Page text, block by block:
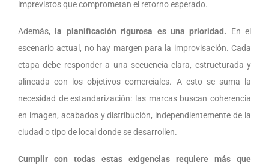
imprevistos que comprometan el retorno esperado.
Además, la planificación rigurosa es una prioridad. En el
escenario actual, no hay margen para la improvisación. Cada
etapa debe responder a una secuencia clara, estructurada y
alineada con los objetivos comerciales. A esto se suma la
necesidad de estandarización: las marcas buscan coherencia
en imagen, acabados y distribución, independientemente de la
ciudad o tipo de local donde se desarrollen.
Cumplir con todas estas exigencias requiere más que